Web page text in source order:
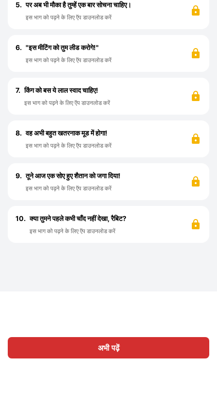
अभी पढ़ें
5. पर अब भी मौका है तुम्हें एक बार सोचना चाहिए।
इस भाग को पढ़ने के लिए ऍप डाउनलोड करें
6. "इस मीटिंग को तुम लीड करोगे!"
इस भाग को पढ़ने के लिए ऍप डाउनलोड करें
7. किंग को बस ये लाल स्वाद चाहिए!
इस भाग को पढ़ने के लिए ऍप डाउनलोड करें
8. वह अभी बहुत खतरनाक मूड में होगा!
इस भाग को पढ़ने के लिए ऍप डाउनलोड करें
9. तूने आज एक सोए हुए शैतान को जगा दिया!
इस भाग को पढ़ने के लिए ऍप डाउनलोड करें
10. क्या तुमने पहले कभी चाँद नहीं देखा, रैबिट?
इस भाग को पढ़ने के लिए ऍप डाउनलोड करें
होम श्रेणी लिखिए लेख साइन इन